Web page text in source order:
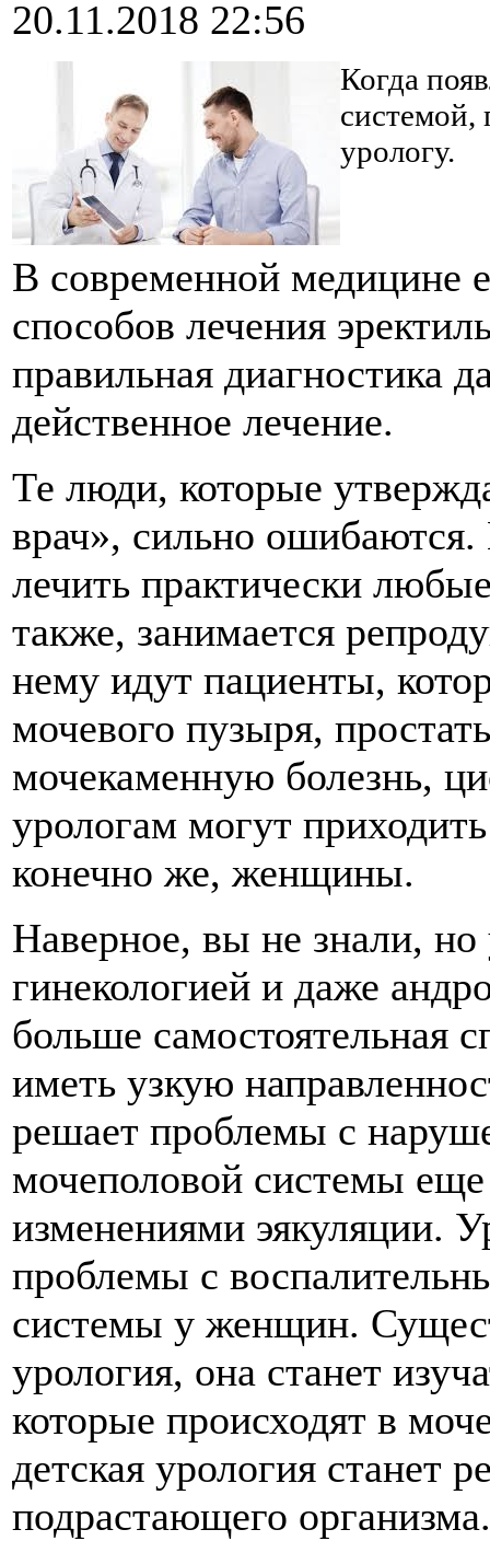
20.11.2018 22:56
Когда
системой,
урологу.
В современной медицине
способов лечения
правильная диагностика
действенное лечение.
Те люди, которые
врач», сильно ошибаются.
лечить практически
также, занимается
нему идут пациенты,
мочевого пузыря,
мочекаменную болезнь,
урологам могут
конечно же, женщины.
Наверное, вы не знали, но
гинекологией и даже
больше самостоятельная
иметь узкую
решает проблемы с
мочеполовой системы
изменениями эякуляции.
проблемы с
системы у женщин.
урология, она станет
которые происходят в
детская урология станет
подрастающего организма.